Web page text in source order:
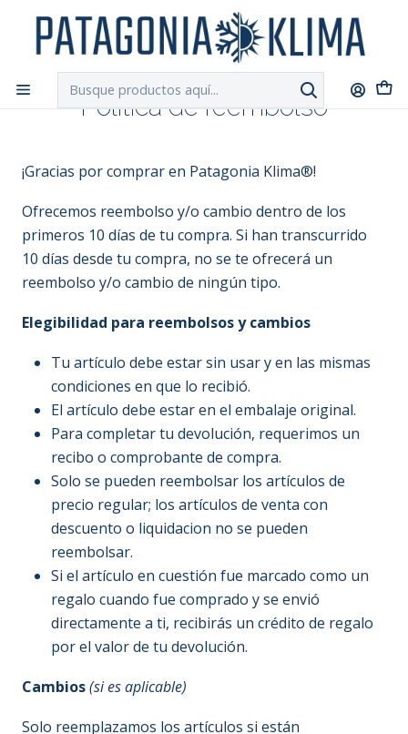
Chilexpress
Inicio Política de reembolso
Política de reembolso
¡Gracias por comprar en Patagonia Klima®!
Ofrecemos reembolso y/o cambio dentro de los
primeros 10 días de tu compra. Si han transcurrido
10 días desde tu compra, no se te ofrecerá un
reembolso y/o cambio de ningún tipo.
Elegibilidad para reembolsos y cambios
Tu artículo debe estar sin usar y en las mismas
condiciones en que lo recibió.
El artículo debe estar en el embalaje original.
Para completar tu devolución, requerimos un
recibo o comprobante de compra.
Solo se pueden reembolsar los artículos de
precio regular; los artículos de venta con
descuento o liquidacion no se pueden
reembolsar.
Si el artículo en cuestión fue marcado como un
regalo cuando fue comprado y se envió
directamente a ti, recibirás un crédito de regalo
por el valor de tu devolución.
Cambios(si es aplicable)
Solo reemplazamos los artículos si están